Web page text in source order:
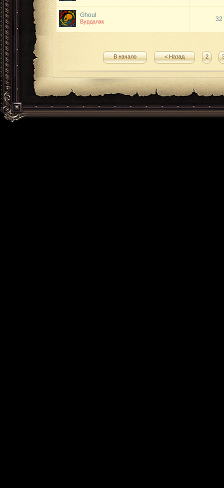
Ghoul
Вурдалак 32
В начало < Назад 2